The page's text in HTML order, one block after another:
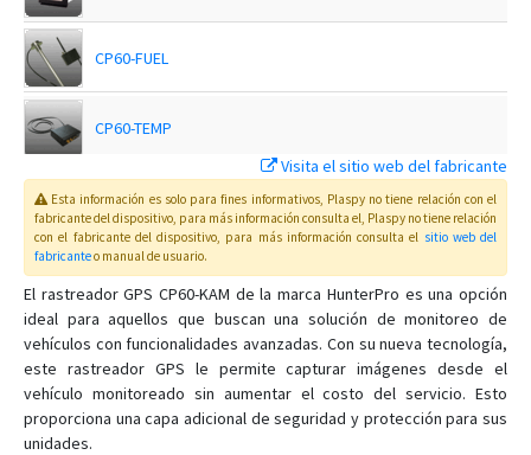
CP60-FUEL
CP60-TEMP
CP60G
Visita el sitio web del fabricante
Esta información es solo para fines informativos, Plaspy no tiene relación con el
fabricante del dispositivo, para más información consulta el, Plaspy no tiene relación
con el fabricante del dispositivo, para más información consulta el sitio web del
fabricanteo manual de usuario.
El rastreador GPS CP60-KAM de la marca HunterPro es una opción
ideal para aquellos que buscan una solución de monitoreo de
vehículos con funcionalidades avanzadas. Con su nueva tecnología,
este rastreador GPS le permite capturar imágenes desde el
vehículo monitoreado sin aumentar el costo del servicio. Esto
proporciona una capa adicional de seguridad y protección para sus
unidades.